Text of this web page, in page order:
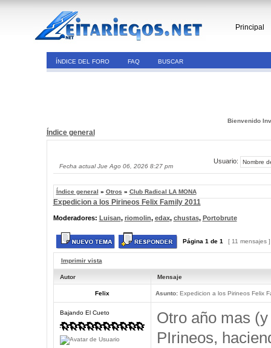
Principal
ÍNDICE DEL FORO FAQ BUSCAR
Bienvenido
Índice general
Fecha actual Jue Ago 06, 2026 8:27 pm
Usuario:
Índice general » Otros » Club Radical LA MONA
Expedicion a los Pirineos Felix Family 2011
Moderadores: Luisan, riomolin, edax, chustas, Portobrute
Página 1 de 1 [ 11 mensajes
Imprimir vista
Autor Mensaje
Felix Asunto:Expedicion a los Pirineos Felix
Bajando El Cueto
Otro año mas
PIrineos,